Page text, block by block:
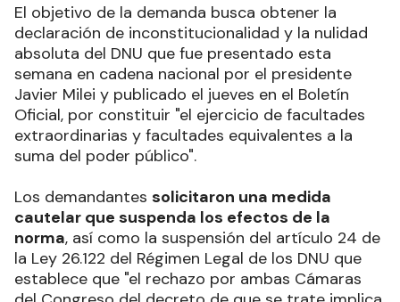
El objetivo de la demanda busca obtener la
declaración de inconstitucionalidad y la nulidad
absoluta del DNU que fue presentado esta
semana en cadena nacional por el presidente
Javier Milei y publicado el jueves en el Boletín
Oficial, por constituir "el ejercicio de facultades
extraordinarias y facultades equivalentes a la
suma del poder público".
Los demandantes solicitaron una medida
cautelar que suspenda los efectos de la
norma, así como la suspensión del artículo 24 de
la Ley 26.122 del Régimen Legal de los DNU que
establece que "el rechazo por ambas Cámaras